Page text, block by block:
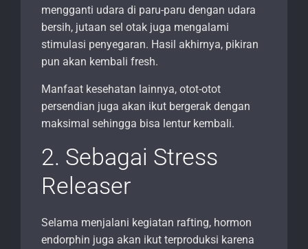
mengganti udara di paru-paru dengan udara
bersih, jutaan sel otak juga mengalami
stimulasi penyegaran. Hasil akhirnya, pikiran
pun akan kembali fresh.
Manfaat kesehatan lainnya, otot-otot
persendian juga akan ikut bergerak dengan
maksimal sehingga bisa lentur kembali.
2. Sebagai Stress
Releaser
Selama menjalani kegiatan rafting, hormon
endorphin juga akan ikut terproduksi karena